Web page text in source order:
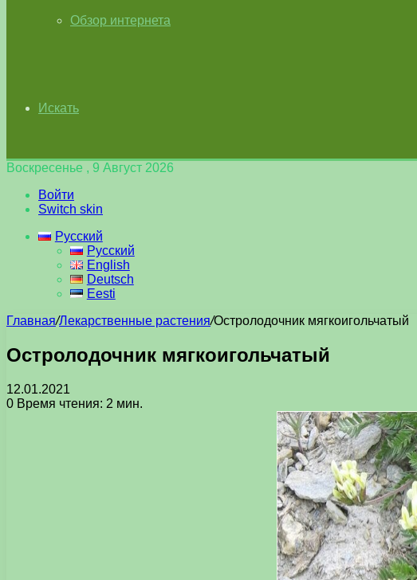
Обзор интернета
Искать
Воскресенье , 9 Август 2026
Войти
Switch skin
Русский
Русский
English
Deutsch
Eesti
Главная/Лекарственные растения/Остролодочник мягкоигольчатый
Остролодочник мягкоигольчатый
12.01.2021
0 Время чтения: 2 мин.